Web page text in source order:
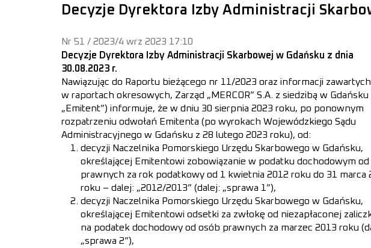
Decyzje Dyrektora Izby Administracji
Nr 51 / 2023/4 wrz 2023 17:10
Decyzje Dyrektora Izby Administracji Skarbowej w Gdańsku z dnia
30.08.2023 r.
Nawiązując do Raportu bieżącego nr 11/2023 oraz informacji zawartych
w raportach okresowych, Zarząd „MERCOR” S.A. z siedzibą w Gdańsku
„Emitent”) informuje, że w dniu 30 sierpnia 2023 roku, po ponownym
rozpatrzeniu odwołań Emitenta (po wyrokach Wojewódzkiego Sądu
Administracyjnego w Gdańsku z 28 lutego 2023 roku), od:
decyzji Naczelnika Pomorskiego Urzędu Skarbowego w Gdańsku,
określającej Emitentowi zobowiązanie w podatku dochodowym od
prawnych za rok podatkowy od 1 kwietnia 2012 roku do 31 marca
roku – dalej: „2012/2013” (dalej: „sprawa 1”),
decyzji Naczelnika Pomorskiego Urzędu Skarbowego w Gdańsku,
określającej Emitentowi odsetki za zwłokę od niezapłaconej
na podatek dochodowy od osób prawnych za marzec 2013 roku
„sprawa 2”),